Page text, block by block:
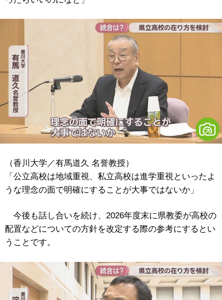
（香川大学／有馬道久 名誉教授）
「公立高校は地域重視、私立高校は進学重視といったよ
うな理念の面で明確にすることが大事ではないか」
今後も話し合いを続け、2026年度末に県教委が高校の
配置などについての方針を改定する際の参考にするとい
うことです。